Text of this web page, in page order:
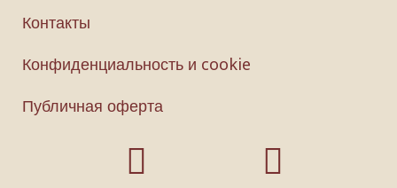
Контакты
Конфиденциальность и cookie
Публичная оферта